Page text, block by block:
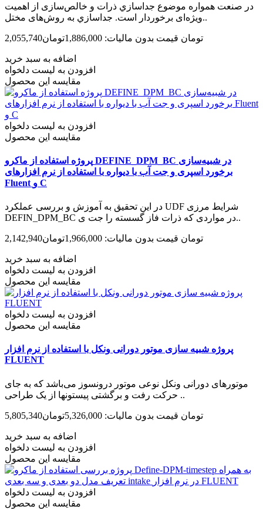
در صنعت همواره موضوع جداسازي ذرات و خالص‌سازی از اهميت
ویژه‌ای برخوردار است. جداسازي به روش‌های مختل..
2,055,740تومان قیمت بدون مالیات: 1,886,000تومان
اضافه به سبد خرید
افزودن به لیست دلخواه
مقایسه این محصول
افزودن به لیست دلخواه
مقایسه این محصول
پروژه استفاده از ماکرو DEFINE_DPM_BC در شبیه‌سازی
برخورد اسپری و جت آب با دیواره با استفاده از نرم افزارهای
Fluent و C‌
در این تحقیق به آموزش و بررسی عملکرد UDF شرایط مرزی
DEFIN_DPM_BC در مواردی که ذرات فاز گسسته را جت ی..
2,142,940تومان قیمت بدون مالیات: 1,966,000تومان
اضافه به سبد خرید
افزودن به لیست دلخواه
مقایسه این محصول
افزودن به لیست دلخواه
مقایسه این محصول
پروژه شبیه سازی موتور دورانی ونکل با استفاده از نرم افزار
FLUENT
موتورهای دورانی ونکل نوعی موتور درون­سوز می‌­باشد که به جای
حرکت رفت و برگشتی پیستون­ها از یک طراحی ..
5,805,340تومان قیمت بدون مالیات: 5,326,000تومان
اضافه به سبد خرید
افزودن به لیست دلخواه
مقایسه این محصول
افزودن به لیست دلخواه
مقایسه این محصول